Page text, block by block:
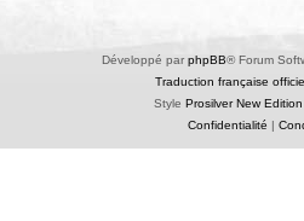
Développé par phpBB® Forum
Traduction française
Style Prosilver New Edition
Confidentialité